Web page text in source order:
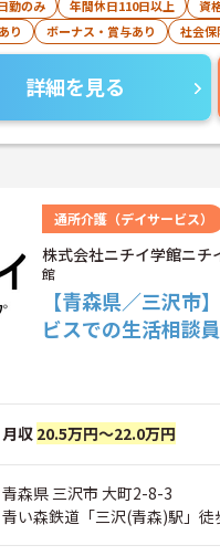
勤のみ 年間休日110日以上 資
り
ボーナス・賞与あり 社会
詳細を見る
通所介護（デイサービス）
株式会社ニチイ学館ニチ
館
【青森県／三沢
ビスでの生活相談
月収 20.5万円～22.0万円
青森県 三沢市 大町2-8-3
青い森鉄道「三沢(青森)駅」徒